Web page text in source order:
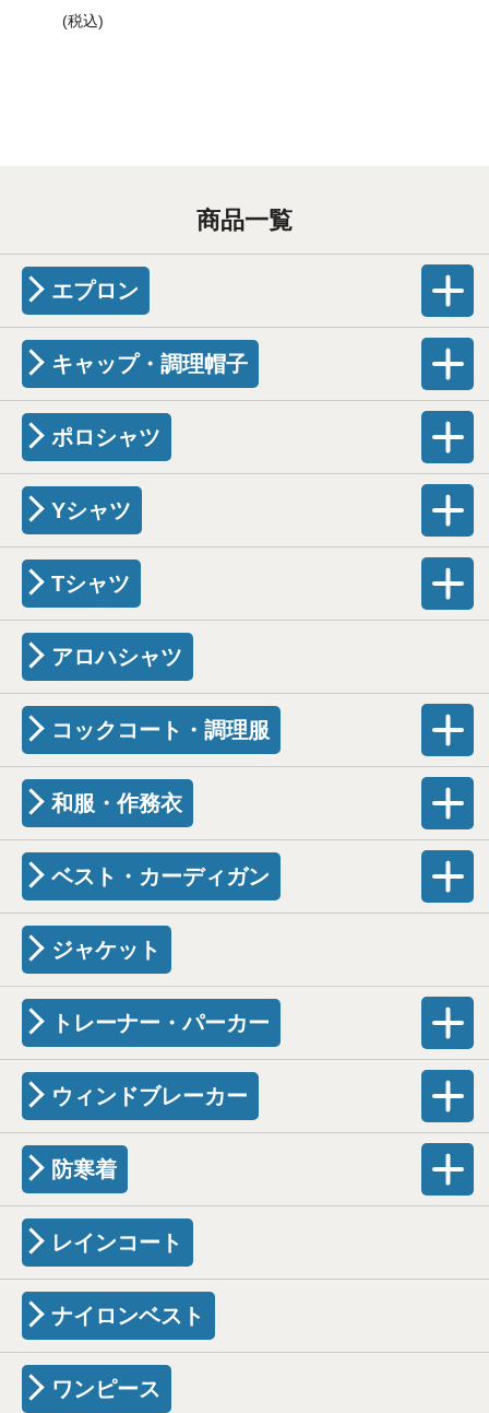
税込
商品一覧
エプロン
キャップ・調理帽子
ポロシャツ
Yシャツ
Tシャツ
アロハシャツ
コックコート・調理服
和服・作務衣
ベスト・カーディガン
ジャケット
トレーナー・パーカー
ウィンドブレーカー
防寒着
レインコート
ナイロンベスト
ワンピース